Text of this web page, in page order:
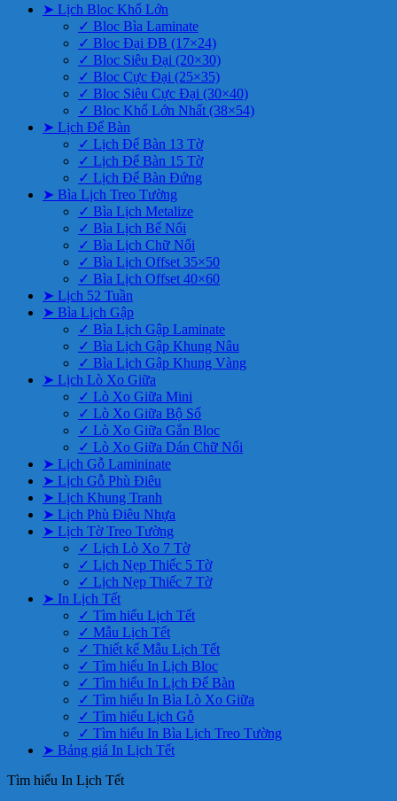
➤ Lịch Bloc Khổ Lớn
✓ Bloc Bìa Laminate
✓ Bloc Đại ĐB (17×24)
✓ Bloc Siêu Đại (20×30)
✓ Bloc Cực Đại (25×35)
✓ Bloc Siêu Cực Đại (30×40)
✓ Bloc Khổ Lớn Nhất (38×54)
➤ Lịch Để Bàn
✓ Lịch Để Bàn 13 Tờ
✓ Lịch Để Bàn 15 Tờ
✓ Lịch Để Bàn Đứng
➤ Bìa Lịch Treo Tường
✓ Bìa Lịch Metalize
✓ Bìa Lịch Bế Nổi
✓ Bìa Lịch Chữ Nổi
✓ Bìa Lịch Offset 35×50
✓ Bìa Lịch Offset 40×60
➤ Lịch 52 Tuần
➤ Bìa Lịch Gập
✓ Bìa Lịch Gập Laminate
✓ Bìa Lịch Gập Khung Nâu
✓ Bìa Lịch Gập Khung Vàng
➤ Lịch Lò Xo Giữa
✓ Lò Xo Giữa Mini
✓ Lò Xo Giữa Bộ Số
✓ Lò Xo Giữa Gắn Bloc
✓ Lò Xo Giữa Dán Chữ Nổi
➤ Lịch Gỗ Lamininate
➤ Lịch Gỗ Phù Điêu
➤ Lịch Khung Tranh
➤ Lịch Phù Điêu Nhựa
➤ Lịch Tờ Treo Tường
✓ Lịch Lò Xo 7 Tờ
✓ Lịch Nẹp Thiếc 5 Tờ
✓ Lịch Nẹp Thiếc 7 Tờ
➤ In Lịch Tết
✓ Tìm hiểu Lịch Tết
✓ Mẫu Lịch Tết
✓ Thiết kế Mẫu Lịch Tết
✓ Tìm hiểu In Lịch Bloc
✓ Tìm hiểu In Lịch Để Bàn
✓ Tìm hiểu In Bìa Lò Xo Giữa
✓ Tìm hiểu Lịch Gỗ
✓ Tìm hiểu In Bìa Lịch Treo Tường
➤ Bảng giá In Lịch Tết
Tìm hiểu In Lịch Tết